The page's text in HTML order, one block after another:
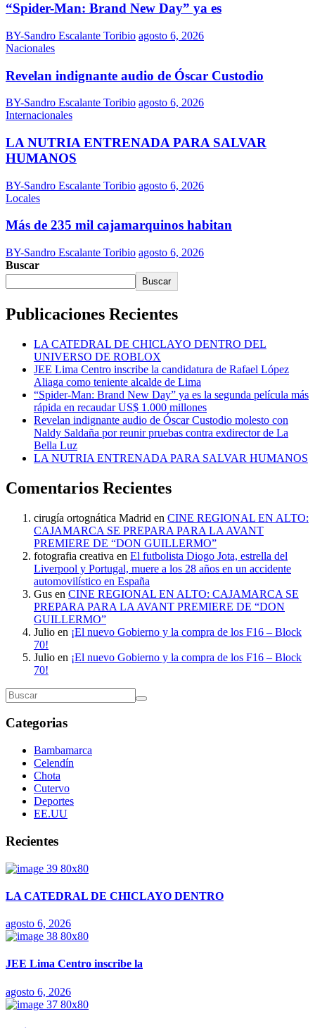
“Spider-Man: Brand New Day” ya es
BY-Sandro Escalante Toribio agosto 6, 2026
Nacionales
Revelan indignante audio de Óscar Custodio
BY-Sandro Escalante Toribio agosto 6, 2026
Internacionales
LA NUTRIA ENTRENADA PARA SALVAR
HUMANOS
BY-Sandro Escalante Toribio agosto 6, 2026
Locales
Más de 235 mil cajamarquinos habitan
BY-Sandro Escalante Toribio agosto 6, 2026
Buscar
Buscar
Publicaciones Recientes
LA CATEDRAL DE CHICLAYO DENTRO DEL
UNIVERSO DE ROBLOX
JEE Lima Centro inscribe la candidatura de Rafael López
Aliaga como teniente alcalde de Lima
“Spider-Man: Brand New Day” ya es la segunda película más
rápida en recaudar US$ 1.000 millones
Revelan indignante audio de Óscar Custodio molesto con
Naldy Saldaña por reunir pruebas contra exdirector de La
Bella Luz
LA NUTRIA ENTRENADA PARA SALVAR HUMANOS
Comentarios Recientes
cirugía ortognática Madrid en CINE REGIONAL EN ALTO:
CAJAMARCA SE PREPARA PARA LA AVANT
PREMIERE DE “DON GUILLERMO”
fotografia creativa en El futbolista Diogo Jota, estrella del
Liverpool y Portugal, muere a los 28 años en un accidente
automovilístico en España
Gus en CINE REGIONAL EN ALTO: CAJAMARCA SE
PREPARA PARA LA AVANT PREMIERE DE “DON
GUILLERMO”
Julio en ¡El nuevo Gobierno y la compra de los F16 – Block
70!
Julio en ¡El nuevo Gobierno y la compra de los F16 – Block
70!
Categorias
Bambamarca
Celendín
Chota
Cutervo
Deportes
EE.UU
Recientes
LA CATEDRAL DE CHICLAYO DENTRO
agosto 6, 2026
JEE Lima Centro inscribe la
agosto 6, 2026